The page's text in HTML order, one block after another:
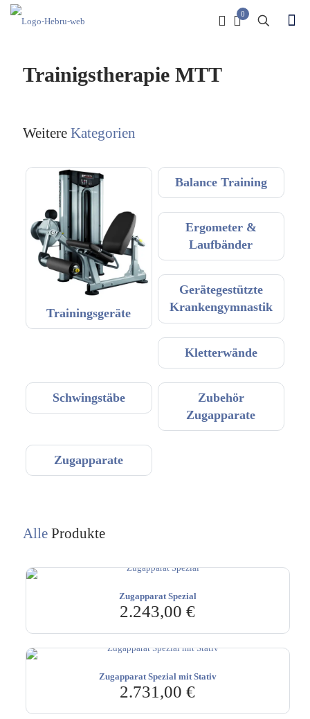
0
Trainigstherapie MTT
Weitere Kategorien
Trainingsgeräte
Balance Training
Ergometer &
Laufbänder
Gerätegestützte
Krankengymnastik
Kletterwände
Schwingstäbe
Zubehör
Zugapparate
Zugapparate
Alle Produkte
Zugapparat Spezial
2.243,00€
Zugapparat Spezial mit Stativ
2.731,00€